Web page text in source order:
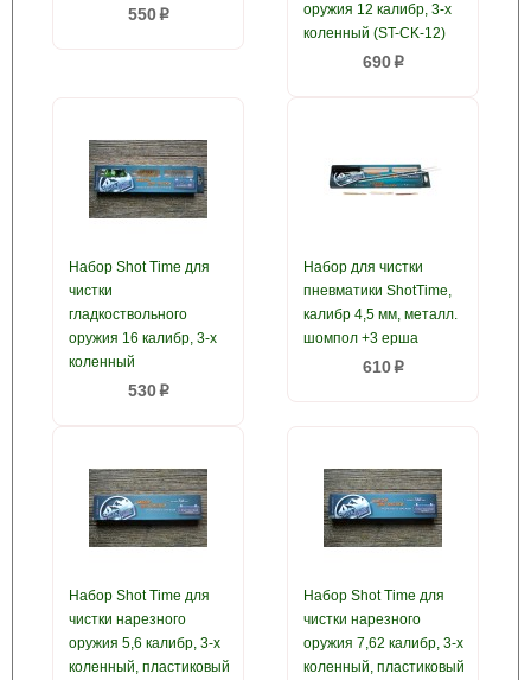
550p
оружия 12 калибр, 3-х
коленный (ST-CK-12)
690p
Набор Shot Time для
чистки
гладкоствольного
оружия 16 калибр, 3-х
коленный
530p
Набор для чистки
пневматики ShotTime,
калибр 4,5 мм, металл.
шомпол +3 ерша
610p
Набор Shot Time для
чистки нарезного
оружия 5,6 калибр, 3-х
коленный, пластиковый
Набор Shot Time для
чистки нарезного
оружия 7,62 калибр, 3-х
коленный, пластиковый